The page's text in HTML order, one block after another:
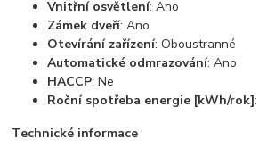
Vnitřní osvětlení: Ano
Zámek dveří: Ano
Otevírání zařízení: Oboustranné
Automatické odmrazování: Ano
HACCP: Ne
Roční spotřeba energie [kWh/rok]:
Technické informace